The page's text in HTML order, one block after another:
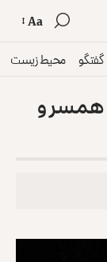
Aa
گفتگو محیط زیست
همسر و